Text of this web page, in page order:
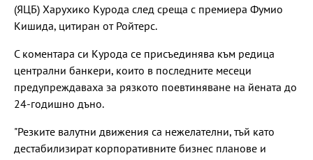
(ЯЦБ) Харухико Курода след среща с премиера Фумио
Кишида, цитиран от Ройтерс.
С коментара си Курода се присъединява към редица
централни банкери, които в последните месеци
предупреждаваха за рязкото поевтиняване на йената до
24-годишно дъно.
"Резките валутни движения са нежелателни, тъй като
дестабилизират корпоративните бизнес планове и